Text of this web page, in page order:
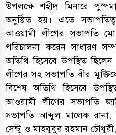
উপলক্ষে শহীদ মিনারে
অনুষ্ঠিত হয়। এতে
আওয়ামী লীগের সভাপতি
পরিচালনা করেন সাধারণ
অতিথি হিসেবে উপস্থিত
লীগের সহ সভাপতি বীর
বিশেষ অতিথি হিসেবে
আওয়ামী লীগের সভাপতি
সভাপতি আব্দুল মালেক
সেন্টু ও মাহবুবুর রহমান